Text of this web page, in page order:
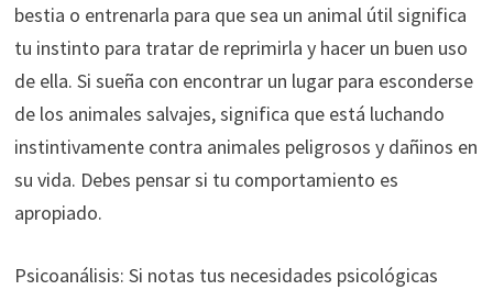
bestia o entrenarla para que sea un animal útil significa
tu instinto para tratar de reprimirla y hacer un buen uso
de ella. Si sueña con encontrar un lugar para esconderse
de los animales salvajes, significa que está luchando
instintivamente contra animales peligrosos y dañinos en
su vida. Debes pensar si tu comportamiento es
apropiado.
Psicoanálisis: Si notas tus necesidades psicológicas